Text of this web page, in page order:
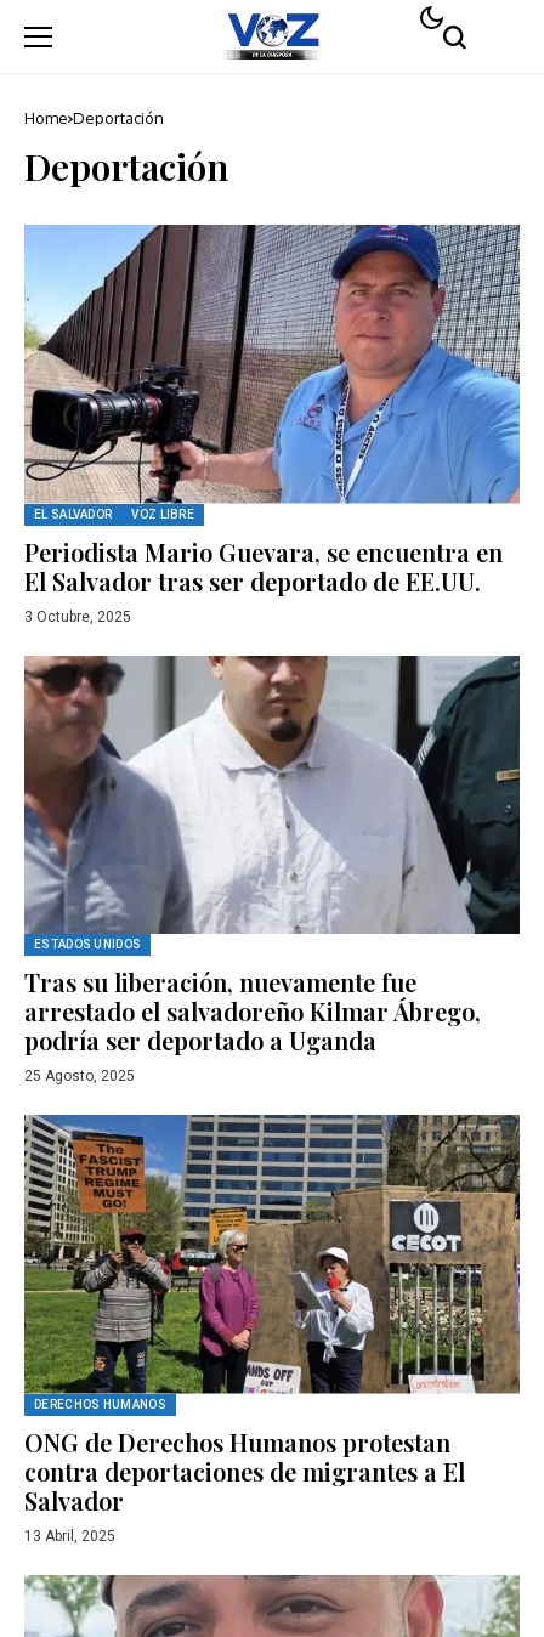
Home Deportación
Deportación
EL SALVADOR VOZ LIBRE
Periodista Mario Guevara, se encuentra en
El Salvador tras ser deportado de EE.UU.
3 Octubre, 2025
ESTADOS UNIDOS
Tras su liberación, nuevamente fue
arrestado el salvadoreño Kilmar Ábrego,
podría ser deportado a Uganda
25 Agosto, 2025
DERECHOS HUMANOS
ONG de Derechos Humanos protestan
contra deportaciones de migrantes a El
Salvador
13 Abril, 2025